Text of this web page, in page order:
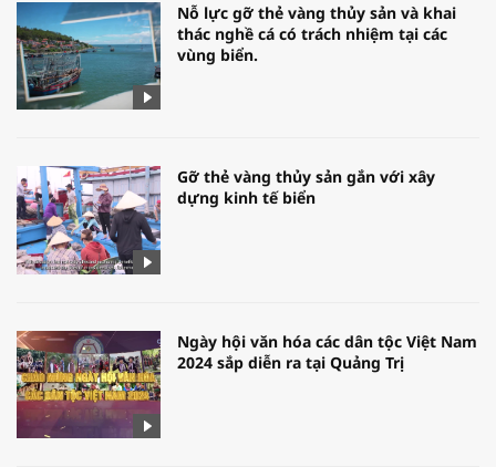
Nỗ lực gỡ thẻ vàng thủy sản và khai
thác nghề cá có trách nhiệm tại các
vùng biển.
Gỡ thẻ vàng thủy sản gắn với xây
dựng kinh tế biển
Ngày hội văn hóa các dân tộc Việt Nam
2024 sắp diễn ra tại Quảng Trị